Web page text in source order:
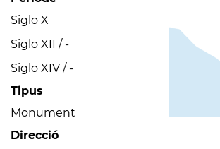
Siglo X
Siglo XII / -
Siglo XIV / -
Tipus
Monument
Direcció